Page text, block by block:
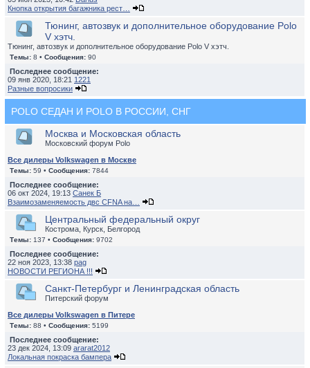
Кнопка открытия багажника рест…
Тюнинг, автозвук и дополнительное оборудование Polo
V хэтч.
Тюнинг, автозвук и дополнительное оборудование Polo V хэтч.
Темы: 8 • Сообщения: 90
Последнее сообщение:
09 янв 2020, 18:21 1221
Разные вопросики
POLO СЕДАН И POLO В РОССИИ, СНГ
Москва и Московская область
Московский форум Polo
Все дилеры Volkswagen в Москве
Темы: 59 • Сообщения: 7844
Последнее сообщение:
06 окт 2024, 19:13 Санек Б
Взаимозаменяемость двс CFNA на…
Центральный федеральный округ
Кострома, Курск, Белгород
Темы: 137 • Сообщения: 9702
Последнее сообщение:
22 ноя 2023, 13:38 pag
НОВОСТИ РЕГИОНА !!!
Санкт-Петербург и Ленинградская область
Питерский форум
Все дилеры Volkswagen в Питере
Темы: 88 • Сообщения: 5199
Последнее сообщение:
23 дек 2024, 13:09 ararat2012
Локальная покраска бампера